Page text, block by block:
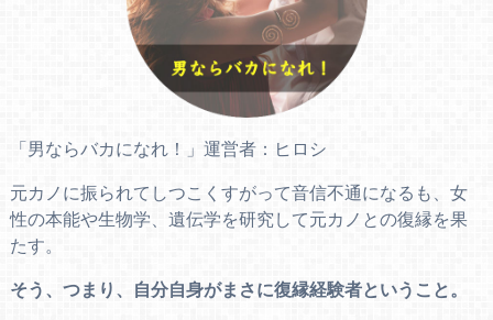
「男ならバカになれ！」運営者：ヒロシ
元カノに振られてしつこくすがって音信不通になるも、女
性の本能や生物学、遺伝学を研究して元カノとの復縁を果
たす。
そう、つまり、自分自身がまさに復縁経験者ということ。